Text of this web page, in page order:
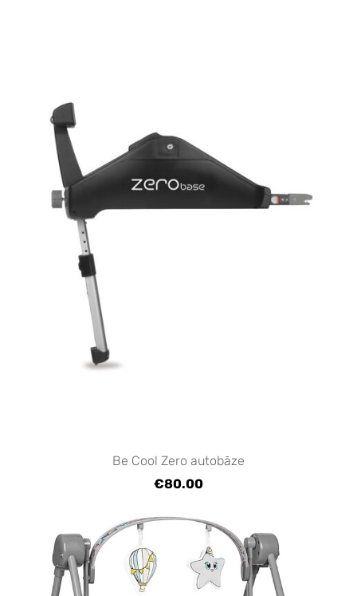
Be Cool Zero autobāze
€80.00